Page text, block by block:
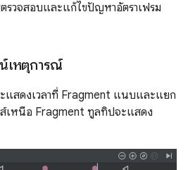
รวจสอบและแก้ไขปัญหาอัตราเฟรม
เหตุการณ์
สดงเวลาที่ Fragment แนบและแยก
ส์เหนือ Fragment ทูลทิปจะแสดง